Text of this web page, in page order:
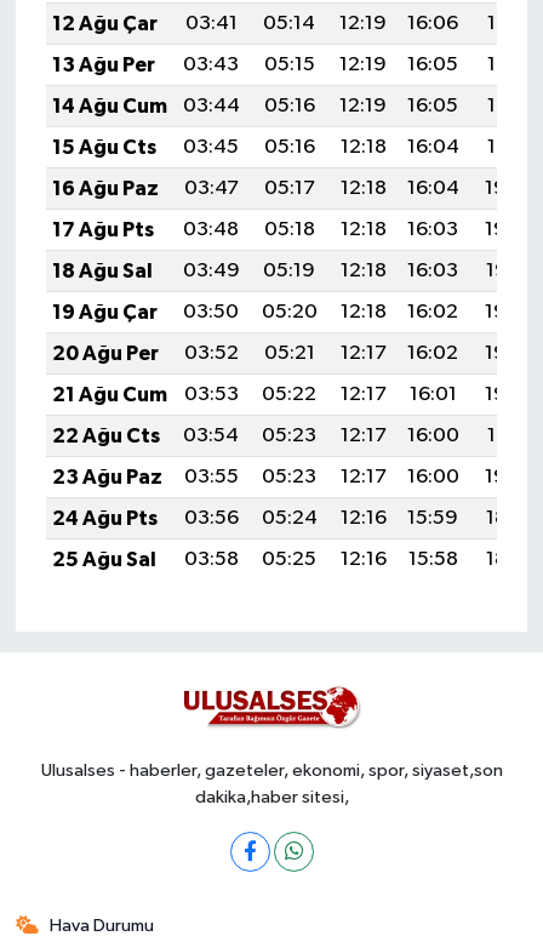
12 Ağu Çar
03:41 05:14 12:19 16:06
19:14
13 Ağu Per
03:43 05:15 12:19 16:05
19:13
14 Ağu Cum
03:44 05:16 12:19 16:05
19:12
15 Ağu Cts
03:45 05:16 12:18 16:04
19:10
16 Ağu Paz
03:47 05:17 12:18 16:04
19:09
17 Ağu Pts
03:48 05:18 12:18 16:03
19:08
18 Ağu Sal
03:49 05:19 12:18 16:03
19:07
19 Ağu Çar
03:50 05:20 12:18 16:02
19:05
20 Ağu Per
03:52 05:21 12:17 16:02
19:04
21 Ağu Cum
03:53 05:22 12:17 16:01
19:03
22 Ağu Cts
03:54 05:23 12:17 16:00
19:01
23 Ağu Paz
03:55 05:23 12:17 16:00
19:00
24 Ağu Pts
03:56 05:24 12:16 15:59
18:58
25 Ağu Sal
03:58 05:25 12:16 15:58 18:57
Ulusalses - haberler, gazeteler, ekonomi, spor, siyaset,son
dakika,haber sitesi,
Hava Durumu